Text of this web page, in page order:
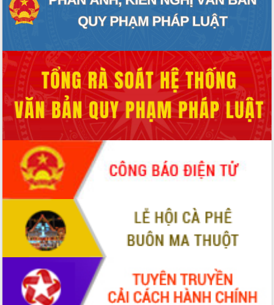
Định vị cà phê Việt Nam như một “di
sản sống” trong dòng chảy toàn cầu
thực
Quyết liệt tháo gỡ vướng mắc, đẩy
nhanh tiến độ các dự án trọng điểm
trong Khu kinh tế Nam Phú Yên
Hòn Yến phát triển du lịch gắn với bảo
tồn biển
Lấy ý kiến điều chỉnh Quy hoạch tỉnh
Đắk Lắk thời kỳ 2021-2030, tầm nhìn
đến năm 2050
Phát động chiến dịch 30 ngày đêm
giải phóng mặt bằng Tuyến đường bộ
Đắk Lắk nỗ lực thúc đẩy tăng trưởng
kinh tế từ 10% trở lên trong Quý
II/2026
Đắk Lắk ký kết thỏa thuận hợp tác về
chuyển đổi số giai đoạn 2026 – 2030
với Tập đoàn Bưu chính Viễn thông
Việt Nam